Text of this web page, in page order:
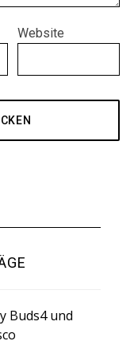
Website
Buds4 und